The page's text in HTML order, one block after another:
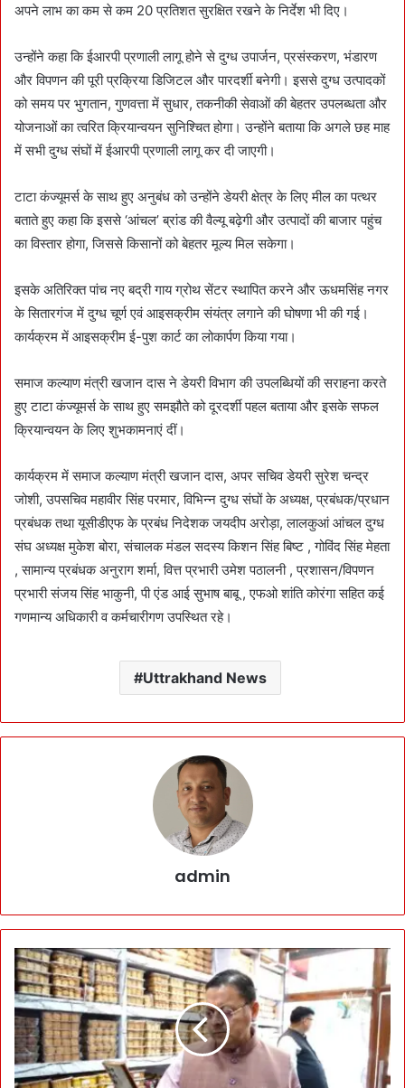
अपने लाभ का कम से कम 20 प्रतिशत सुरक्षित रखने के निर्देश भी दिए।
उन्होंने कहा कि ईआरपी प्रणाली लागू होने से दुग्ध उपार्जन, प्रसंस्करण, भंडारण
और विपणन की पूरी प्रक्रिया डिजिटल और पारदर्शी बनेगी। इससे दुग्ध उत्पादकों
को समय पर भुगतान, गुणवत्ता में सुधार, तकनीकी सेवाओं की बेहतर उपलब्धता और
योजनाओं का त्वरित क्रियान्वयन सुनिश्चित होगा। उन्होंने बताया कि अगले छह माह
में सभी दुग्ध संघों में ईआरपी प्रणाली लागू कर दी जाएगी।
टाटा कंज्यूमर्स के साथ हुए अनुबंध को उन्होंने डेयरी क्षेत्र के लिए मील का पत्थर
बताते हुए कहा कि इससे ‘आंचल’ ब्रांड की वैल्यू बढ़ेगी और उत्पादों की बाजार पहुंच
का विस्तार होगा, जिससे किसानों को बेहतर मूल्य मिल सकेगा।
इसके अतिरिक्त पांच नए बद्री गाय ग्रोथ सेंटर स्थापित करने और ऊधमसिंह नगर
के सितारगंज में दुग्ध चूर्ण एवं आइसक्रीम संयंत्र लगाने की घोषणा भी की गई।
कार्यक्रम में आइसक्रीम ई-पुश कार्ट का लोकार्पण किया गया।
समाज कल्याण मंत्री खजान दास ने डेयरी विभाग की उपलब्धियों की सराहना करते
हुए टाटा कंज्यूमर्स के साथ हुए समझौते को दूरदर्शी पहल बताया और इसके सफल
क्रियान्वयन के लिए शुभकामनाएं दीं।
कार्यक्रम में समाज कल्याण मंत्री खजान दास, अपर सचिव डेयरी सुरेश चन्द्र
जोशी, उपसचिव महावीर सिंह परमार, विभिन्न दुग्ध संघों के अध्यक्ष, प्रबंधक/प्रधान
प्रबंधक तथा यूसीडीएफ के प्रबंध निदेशक जयदीप अरोड़ा, लालकुआं आंचल दुग्ध
संघ अध्यक्ष मुकेश बोरा, संचालक मंडल सदस्य किशन सिंह बिष्ट , गोविंद सिंह मेहता
, सामान्य प्रबंधक अनुराग शर्मा, वित्त प्रभारी उमेश पठालनी , प्रशासन/विपणन
प्रभारी संजय सिंह भाकुनी, पी एंड आई सुभाष बाबू , एफओ शांति कोरंगा सहित कई
गणमान्य अधिकारी व कर्मचारीगण उपस्थित रहे।
Uttrakhand News
admin